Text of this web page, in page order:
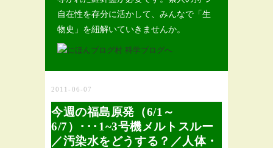
自在性を存分に活かして、みんなで「生
物史」を紐解いていきませんか。
2011-06-07
今週の福島原発（6/1～
6/7）･･･1~3号機メルトスルー
／汚染水をどうする？／人体・